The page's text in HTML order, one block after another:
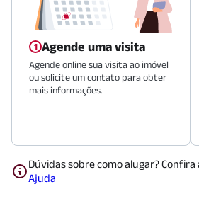
Agende uma visita
Agende online sua visita ao imóvel
ou solicite um contato para obter
mais informações.
Dúvidas sobre como alugar? Confira
Ajuda